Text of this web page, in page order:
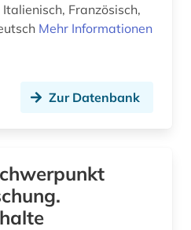
Französisch,
Mehr Informationen
Zur Datenbank